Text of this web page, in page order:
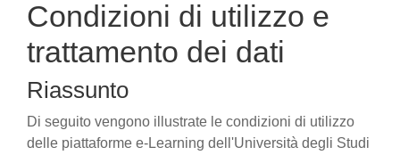
Condizioni di utilizzo e
trattamento dei dati
Riassunto
Di seguito vengono illustrate le condizioni di utilizzo
delle piattaforme e-Learning dell'Università degli Studi